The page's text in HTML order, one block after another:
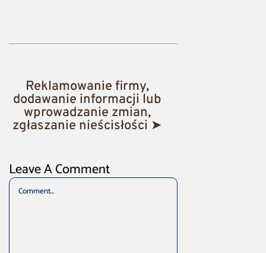
Reklamowanie firmy,
dodawanie informacji lub
wprowadzanie zmian,
zgłaszanie nieścisłości ➤
Leave A Comment
Comment